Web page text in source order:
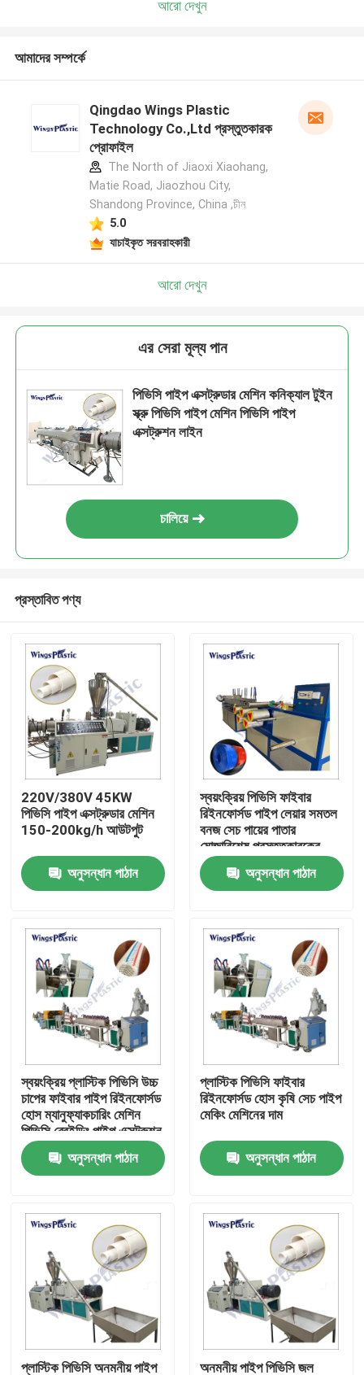
পণ্য
আমাদের সম্পর্কে
মান নিয়ন্ত্রণ
যোগাযোগ করুন
প্লাস্টিক পাইপ এক্সট্রুডার মেশিন
প্লাস্টিক পাইপ এক্সট্রুশন লাইন
প্লাস্টিক টিউব এক্সট্রুডার মেশিন
এইচডিপিই পাইপ এক্সট্রুডার মেশিন
আরো দেখুন
আমাদের সম্পর্কে
Qingdao Wings Plastic
Technology Co.,Ltd প্রস্তুতকারক
প্রোফাইল
The North of Jiaoxi Xiaohang,
Matie Road, Jiaozhou City,
Shandong Province, China ,চীন
5.0
যাচাইকৃত সরবরাহকারী
আরো দেখুন
এর সেরা মূল্য পান
পিভিসি পাইপ এক্সট্রুডার মেশিন কনিক্যাল টুইন
স্ক্রু পিভিসি পাইপ মেশিন পিভিসি পাইপ
এক্সট্রুশন লাইন
চালিয়ে
প্রস্তাবিত পণ্য
220V/380V 45KW
পিভিসি পাইপ এক্সট্রুডার মেশিন
150-200kg/h আউটপুট
অনুসন্ধান পাঠান
স্বয়ংক্রিয় পিভিসি ফাইবার
রিইনফোর্সড পাইপ লেয়ার সমতল
বনজ সেচ পায়ের পাতার
মোজাবিশেষ প্রস্তুতকারকের
মেশিন
অনুসন্ধান পাঠান
স্বয়ংক্রিয় প্লাস্টিক পিভিসি উচ্চ
চাপের ফাইবার পাইপ রিইনফোর্সড
হোস ম্যানুফ্যাকচারিং মেশিন
পিভিসি ব্রেইডিং পাইপ এক্সট্রুশন
মেশিন
অনুসন্ধান পাঠান
প্লাস্টিক পিভিসি ফাইবার
রিইনফোর্সড হোস কৃষি সেচ পাইপ
মেকিং মেশিনের দাম
অনুসন্ধান পাঠান
প্লাস্টিক পিভিসি অনমনীয় পাইপ অনমনীয় পাইপ পিভিসি জল